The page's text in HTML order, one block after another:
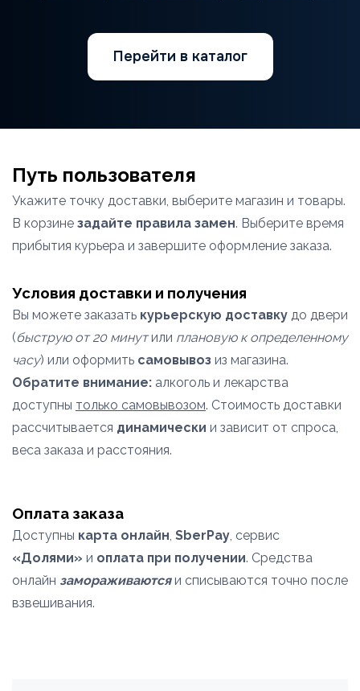
Перейти в каталог
Путь пользователя
Укажите точку доставки, выберите магазин и товары.
В корзине задайте правила замен. Выберите время
прибытия курьера и завершите оформление заказа.
Условия доставки и получения
Вы можете заказать курьерскую доставку до двери
(быструю от 20 минутили плановую к определенному
часу) или оформить самовывоз из магазина.
Обратите внимание: алкоголь и лекарства
доступны только самовывозом. Стоимость доставки
рассчитывается динамически и зависит от спроса,
веса заказа и расстояния.
Оплата заказа
Доступны карта онлайн, SberPay, сервис
«Долями» и оплата при получении. Средства
онлайн замораживаютсяи списываются точно после
взвешивания.